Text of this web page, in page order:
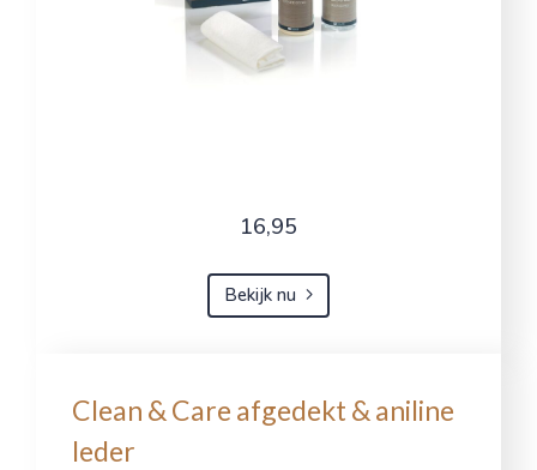
16,95
Bekijk nu
Clean & Care afgedekt & aniline
leder